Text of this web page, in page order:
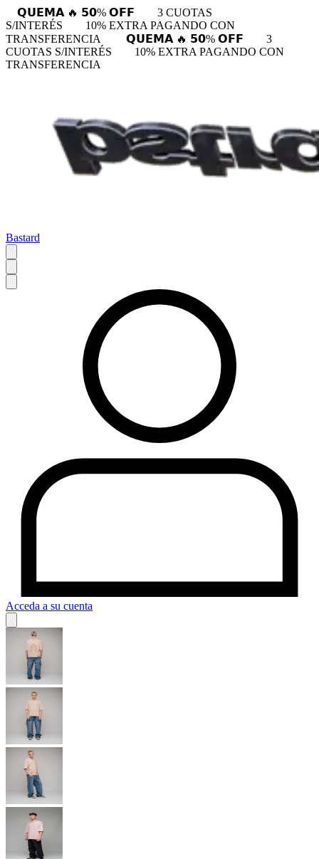
𝗤𝗨𝗘𝗠𝗔 🔥 𝟱𝟬% 𝗢𝗙𝗙
3 CUOTAS
S/INTERÉS
10% EXTRA PAGANDO CON
TRANSFERENCIA
𝗤𝗨𝗘𝗠𝗔 🔥 𝟱𝟬% 𝗢𝗙𝗙
3
CUOTAS S/INTERÉS
10% EXTRA PAGANDO CON
TRANSFERENCIA
Bastard
Acceda a su cuenta